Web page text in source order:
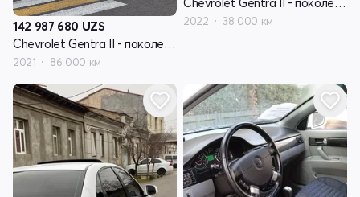
142 987 680 UZS
Chevrolet Gentra II - поколение
2021 86 000 км
2022 38 000 км